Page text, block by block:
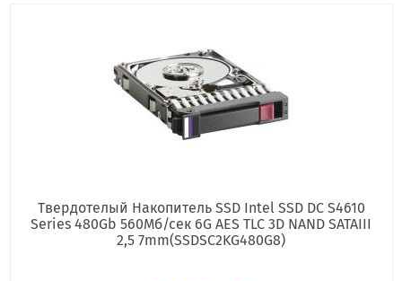
Твердотелый Накопитель SSD Intel SSD DC S4610
Series 480Gb 560Мб/сек 6G AES TLC 3D NAND SATAIII
2,5 7mm(SSDSC2KG480G8)